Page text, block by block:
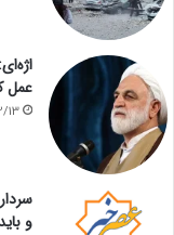
عمل
13
و